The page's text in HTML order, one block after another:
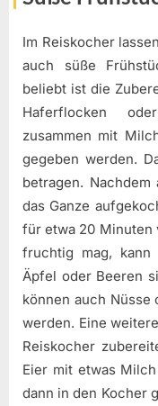
Im Reiskocher
auch süße
beliebt ist die
Haferflocken
zusammen mit
gegeben werden.
betragen.
das Ganze
für etwa 20 Minuten
fruchtig mag, kann
Äpfel oder Beeren
können auch Nüsse
werden. Eine
Reiskocher
Eier mit etwas
dann in den Kocher